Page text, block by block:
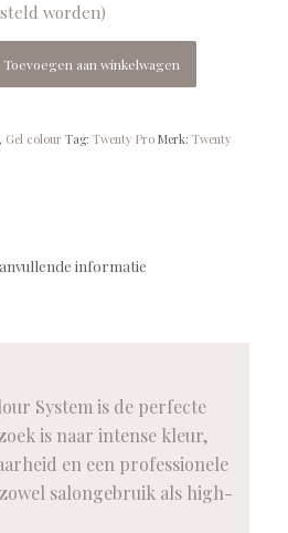
worden)
Toevoegen aan winkelwagen
Gel colour Tag: Twenty Pro Merk: Twenty
informatie
System is de perfecte
is naar intense kleur,
en een professionele
salongebruik als high-